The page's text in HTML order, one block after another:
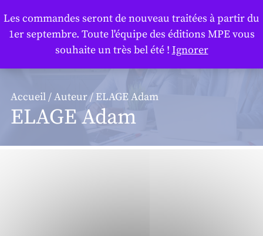
Accueil/Auteur/ ELAGE Adam
ELAGE Adam
Les commandes seront de nouveau traitées à partir du
1er septembre. Toute l'équipe des éditions MPE vous
souhaite un très bel été ! Ignorer